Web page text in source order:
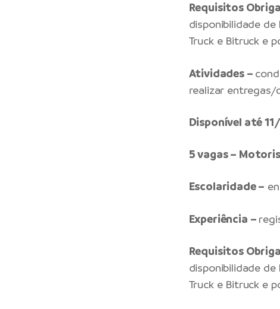
Requisitos
disponibilidade de
Truck e Bitruck e
Atividades –
realizar entregas/
Disponível até
5 vagas –
Escolaridade –
Experiência –
Requisitos
disponibilidade de
Truck e Bitruck e